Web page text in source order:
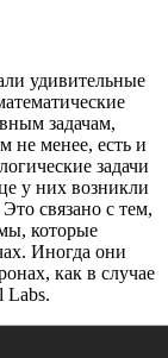
удивительные
задачам,
не менее, есть и
задачи
у них возникли
связано с тем,
которые
Иногда они
как в случае
Labs.